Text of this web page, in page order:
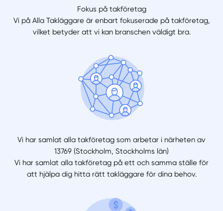
Fokus på takföretag
Vi på Alla Takläggare är enbart fokuserade på takföretag,
vilket betyder att vi kan branschen väldigt bra.
Vi har samlat alla takföretag som arbetar i närheten av
13769 (Stockholm, Stockholms län)
Vi har samlat alla takföretag på ett och samma ställe för
att hjälpa dig hitta rätt takläggare för dina behov.